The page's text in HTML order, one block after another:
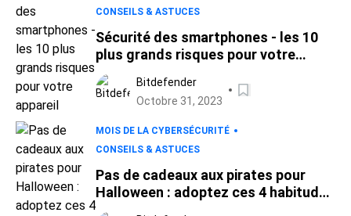
CONSEILS & ASTUCES
Sécurité des smartphones - les 10
plus grands risques pour votre
appareil
Bitdefender
Octobre 31, 2023
MOIS DE LA CYBERSÉCURITÉ
CONSEILS & ASTUCES
Pas de cadeaux aux pirates pour
Halloween : adoptez ces 4 habitudes
et protégez de qui compte pour